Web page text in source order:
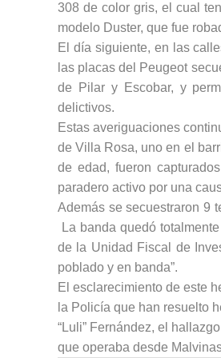
308 de color gris, el cual
modelo Duster, que fue
El día siguiente, en las
las placas del Peugeot
de Pilar y Escobar, y
delictivos.
Estas averiguaciones
de Villa Rosa, uno en el
de edad, fueron
paradero activo por una
Además se secuestraron 9
La banda quedó
de la Unidad Fiscal de
poblado y en banda”.
El esclarecimiento de este
la Policía que han resuelto
“Luli” Fernández, el
que operaba desde